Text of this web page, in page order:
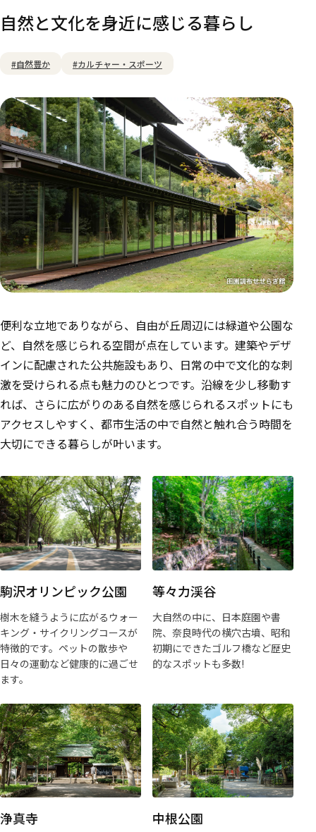
自然と文化を身近に感じる暮らし
便利な立地でありながら、自由が丘周辺には緑道や公園な
ど、自然を感じられる空間が点在しています。建築やデザ
インに配慮された公共施設もあり、日常の中で文化的な刺
激を受けられる点も魅力のひとつです。沿線を少し移動す
れば、さらに広がりのある自然を感じられるスポットにも
アクセスしやすく、都市生活の中で自然と触れ合う時間を
大切にできる暮らしが叶います。
#自然豊か #カルチャー・スポーツ
駒沢オリンピック公園
樹木を縫うように広がるウォー
キング・サイクリングコースが
特徴的です。ペットの散歩や
日々の運動など健康的に過ごせ
ます。
等々力渓谷
大自然の中に、日本庭園や書
院、奈良時代の横穴古墳、昭和
初期にできたゴルフ橋など歴史
的なスポットも多数!
浄真寺 中根公園